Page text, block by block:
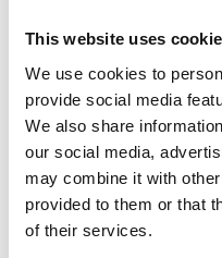
This website uses
We use cookies to
provide social media
We also share
our social media,
may combine it with
provided to them or that
of their services.
Sport
Medewerkers